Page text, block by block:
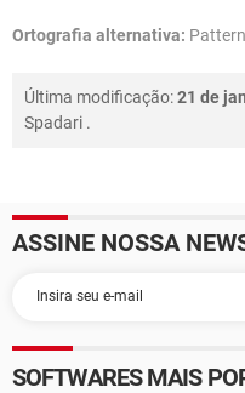
Ortografia alternativa:
Última modificação:21 de
Spadari .
ASSINE NOSSA
SOFTWARES MAIS